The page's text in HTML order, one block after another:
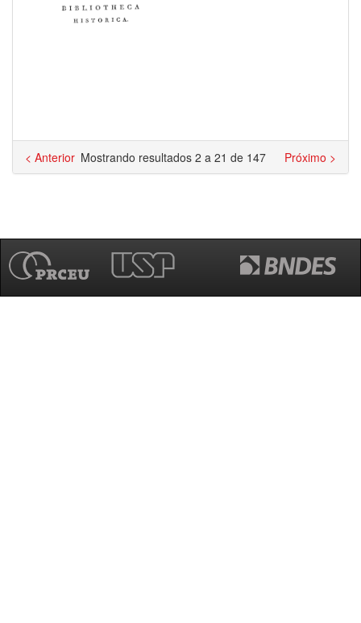
Mostrando resultados 2 a 21 de 147
< Anterior Próximo >